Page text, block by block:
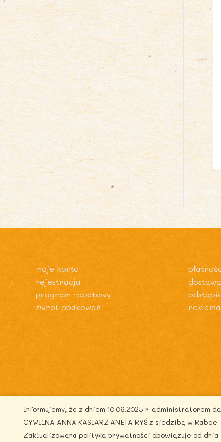
moje konto
rejestracja
program rabatowy
zwrot opakowań
dostawa
Informujemy, że z dniem 10.06.2025 r. administratorem
CYWILNA ANNA KASIARZ ANETA RYŚ z siedzibą w
Zaktualizowana polityka prywatności obowiązuje od